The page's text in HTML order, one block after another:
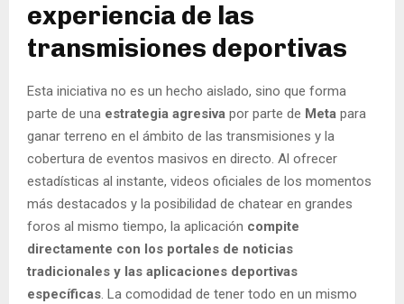
experiencia de las
transmisiones deportivas
Esta iniciativa no es un hecho aislado, sino que forma
parte de una estrategia agresiva por parte de Meta para
ganar terreno en el ámbito de las transmisiones y la
cobertura de eventos masivos en directo. Al ofrecer
estadísticas al instante, videos oficiales de los momentos
más destacados y la posibilidad de chatear en grandes
foros al mismo tiempo, la aplicación compite
directamente con los portales de noticias
tradicionales y las aplicaciones deportivas
específicas. La comodidad de tener todo en un mismo